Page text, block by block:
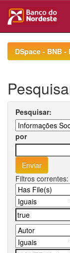
navigationDSpace - BNB
Pesquisar:
por
Filtros correntes: